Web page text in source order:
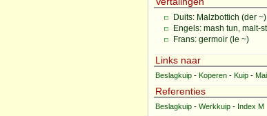
Duits: Malzbottich (der ~)
Engels: mash tun, malt-
Frans: germoir (le ~)
Links naar
Beslagkuip - Koperen - Kuip -
Referenties
Beslagkuip - Werkkuip - Index M